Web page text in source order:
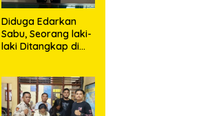
Diduga Edarkan
Sabu, Seorang laki-
laki Ditangkap di
Timbangan Digital
dan Puluhan Plastik
Klip